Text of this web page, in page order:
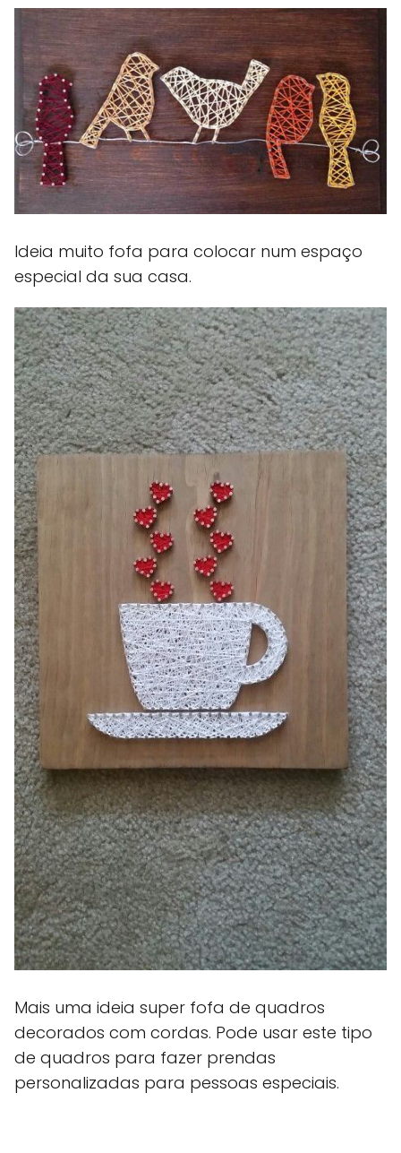
Ideia muito fofa para colocar num espaço
especial da sua casa.
Mais uma ideia super fofa de quadros
decorados com cordas. Pode usar este tipo
de quadros para fazer prendas
personalizadas para pessoas especiais.